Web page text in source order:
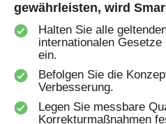
gewährleisten, wird
Halten Sie alle
internationalen
ein.
Befolgen Sie die
Verbesserung.
Legen Sie messbare
Korrekturmaßnahmen